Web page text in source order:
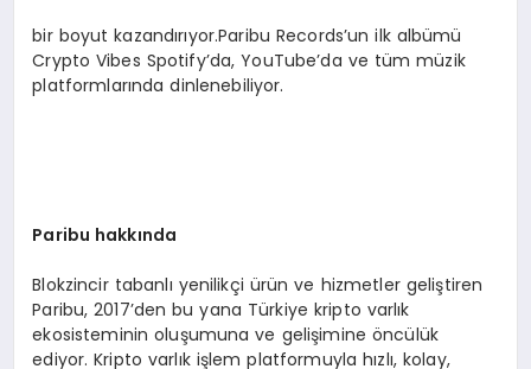
bir boyut kazandırıyor.Paribu Records’un ilk albümü
Crypto Vibes Spotify’da, YouTube’da ve tüm müzik
platformlarında dinlenebiliyor.
Paribu hakkında
Blokzincir tabanlı yenilikçi ürün ve hizmetler geliştiren
Paribu, 2017’den bu yana Türkiye kripto varlık
ekosisteminin oluşumuna ve gelişimine öncülük
ediyor. Kripto varlık işlem platformuyla hızlı, kolay,